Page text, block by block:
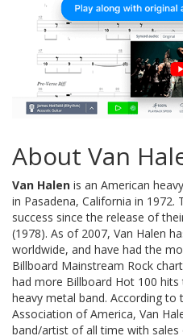
About Van
Van Halen is an American
in Pasadena, California in 1972.
success since the release of
(1978). As of 2007, Van Halen
worldwide, and have had the
Billboard Mainstream Rock
had more Billboard Hot 100
heavy metal band. According to
Association of America, Van
band/artist of all time with